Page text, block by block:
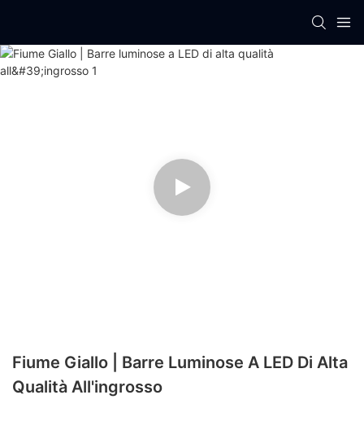
Fiume Giallo | Barre Luminose A LED Di Alta
Qualità All'ingrosso